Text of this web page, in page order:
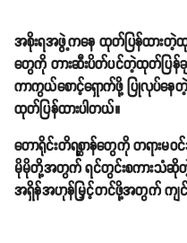
အစိုးရအဖွဲ့ကနေ ထုတ်ပြန်ထားတဲ့ထုတ်
တွေကို တားဆီးပိတ်ပင်တဲ့ထုတ်ပြန်ခ
ကာကွယ်စောင့်ရှောက်ဖို့ ပြုလုပ်နေ
ထုတ်ပြန်ထားပါတယ်။
တောရိုင်းတိရစ္ဆာန်တွေကို တရား
မိုမိုတို့အတွက် ရင်တွင်းစကားသံဆိုတဲ့က
အရှိန်အဟုန်မြှင့်တင်ဖို့အတွက် ကျင်း